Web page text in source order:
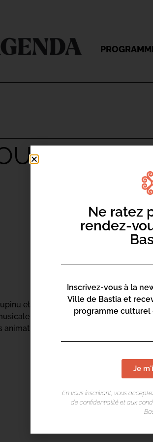
et sera accompagné d’une
live avec le groupe SIROCKO.
pour les enfants sont
Ne ratez
rendez-
Inscrivez-vous à la
Ville de Bastia et
programme culturel
Je
En vous inscrivant, vous
de confidentialité et aux